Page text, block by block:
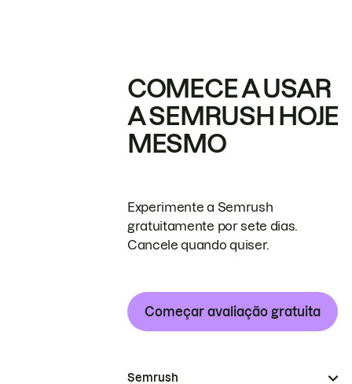
COMECE A USAR
A SEMRUSH HOJE
MESMO
Experimente a Semrush
gratuitamente por sete dias.
Cancele quando quiser.
Começar avaliação gratuita
Semrush